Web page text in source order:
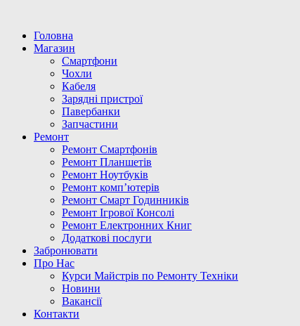
Головна
Магазин
Смартфони
Чохли
Кабеля
Зарядні пристрої
Павербанки
Запчастини
Ремонт
Ремонт Смартфонів
Ремонт Планшетів
Ремонт Ноутбуків
Ремонт комп’ютерів
Ремонт Смарт Годинників
Ремонт Ігрової Консолі
Ремонт Електронних Книг
Додаткові послуги
Забронювати
Про Нас
Курси Майстрів по Ремонту Техніки
Новини
Вакансії
Контакти